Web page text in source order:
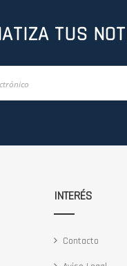
TUS
INTERÉS
Contacto